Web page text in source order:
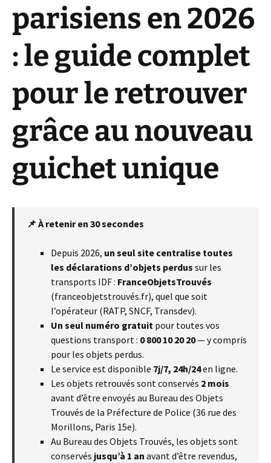
parisiens en 2026
: le guide complet
pour le retrouver
grâce au nouveau
guichet unique
📌 À retenir en 30 secondes
Depuis 2026, un seul site centralise toutes
les déclarations d’objets perdus sur les
transports IDF : FranceObjetsTrouvés
(franceobjetstrouvés.fr), quel que soit
l’opérateur (RATP, SNCF, Transdev).
Un seul numéro gratuit pour toutes vos
questions transport : 0 800 10 20 20— y compris
pour les objets perdus.
Le service est disponible 7j/7, 24h/24en ligne.
Les objets retrouvés sont conservés 2 mois
avant d’être envoyés au Bureau des Objets
Trouvés de la Préfecture de Police (36 rue des
Morillons, Paris 15e).
Au Bureau des Objets Trouvés, les objets sont
conservés jusqu’à 1 an avant d’être revendus,